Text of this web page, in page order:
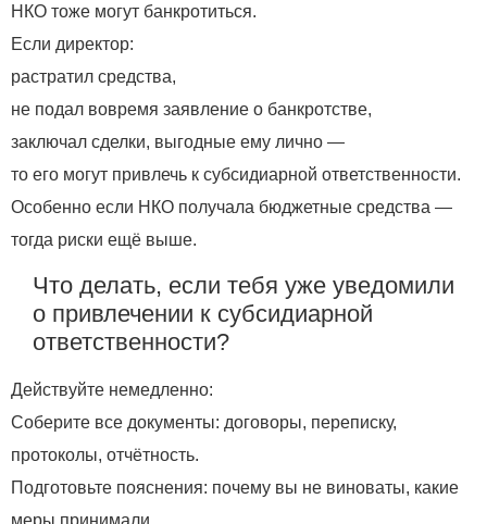
НКО тоже могут банкротиться.
Если директор:
растратил средства,
не подал вовремя заявление о банкротстве,
заключал сделки, выгодные ему лично —
то его могут привлечь к субсидиарной ответственности.
Особенно если НКО получала бюджетные средства —
тогда риски ещё выше.
Что делать, если тебя уже уведомили
о привлечении к субсидиарной
ответственности?
Действуйте немедленно:
Соберите все документы: договоры, переписку,
протоколы, отчётность.
Подготовьте пояснения: почему вы не виноваты, какие